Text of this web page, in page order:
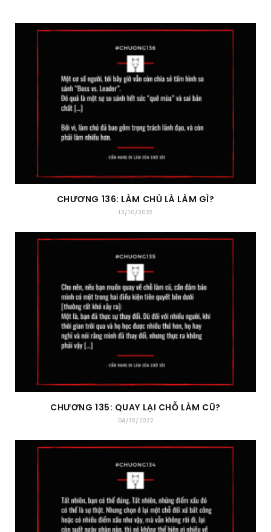
CHƯƠNG 136: LÀM CHỦ LÀ LÀM GÌ?
13/10/2022
CHƯƠNG 135: QUAY LẠI CHỖ LÀM CŨ?
04/10/2022